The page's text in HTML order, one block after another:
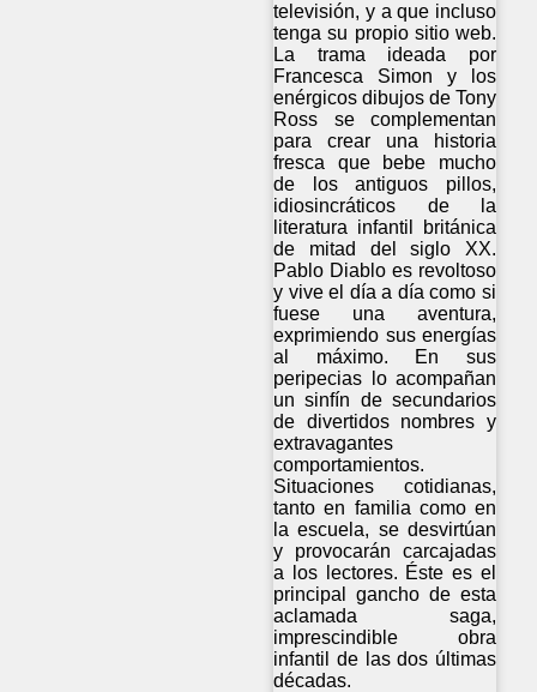
televisión, y a que incluso
tenga su propio sitio web.
La trama ideada por
Francesca Simon y los
enérgicos dibujos de Tony
Ross se complementan
para crear una historia
fresca que bebe mucho
de los antiguos pillos,
idiosincráticos de la
literatura infantil británica
de mitad del siglo XX.
Pablo Diablo es revoltoso
y vive el día a día como si
fuese una aventura,
exprimiendo sus energías
al máximo. En sus
peripecias lo acompañan
un sinfín de secundarios
de divertidos nombres y
extravagantes
comportamientos.
Situaciones cotidianas,
tanto en familia como en
la escuela, se desvirtúan
y provocarán carcajadas
a los lectores. Éste es el
principal gancho de esta
aclamada saga,
imprescindible obra
infantil de las dos últimas
décadas.